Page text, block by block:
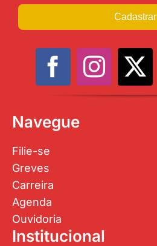
Cadastrar
Navegue
Filie-se
Greves
Carreira
Agenda
Ouvidoria
Institucional